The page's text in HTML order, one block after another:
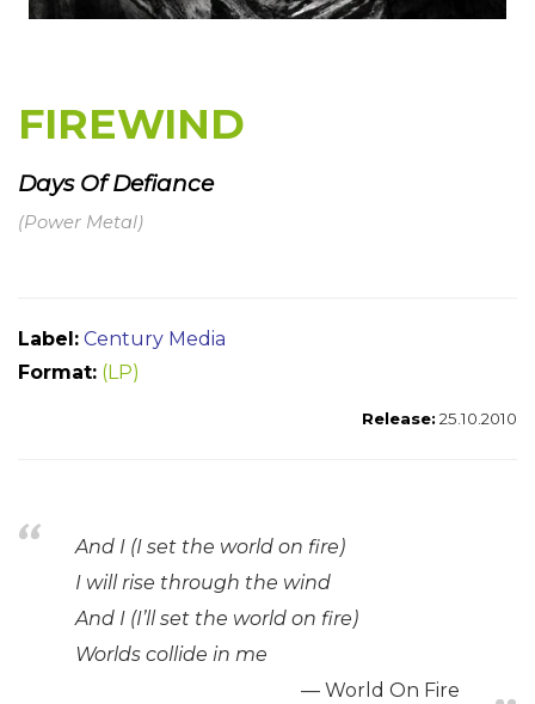
FIREWIND
Days Of Defiance
(Power Metal)
Label: Century Media
Format: (LP)
Release: 25.10.2010
And I (I set the world on fire)
I will rise through the wind
And I (I’ll set the world on fire)
Worlds collide in me
World On Fire